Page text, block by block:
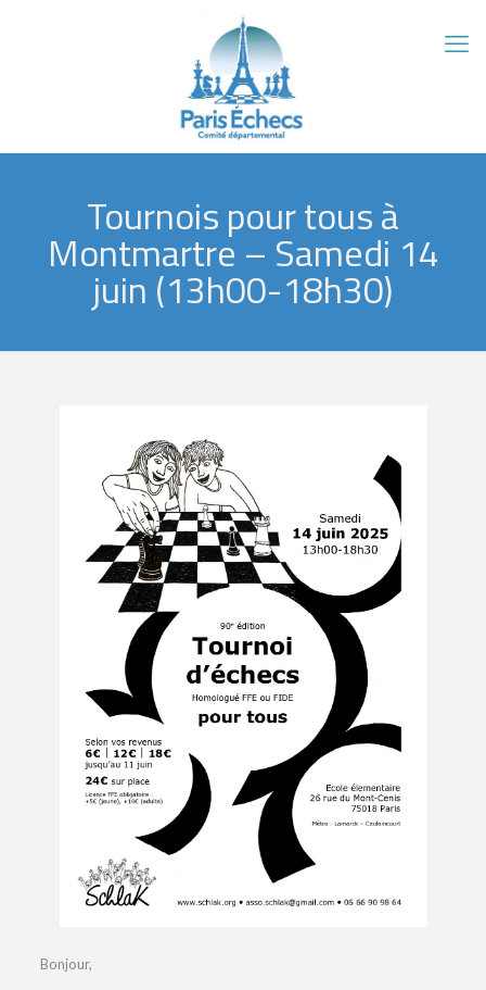
Tournois pour tous à
Montmartre – Samedi 14
juin (13h00-18h30)
Bonjour,